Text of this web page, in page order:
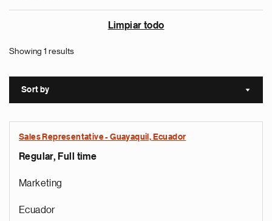
Limpiar todo
Showing 1 results
Sort by Sort
Sales Representative - Guayaquil, Ecuador
Regular, Full time
Marketing
Ecuador